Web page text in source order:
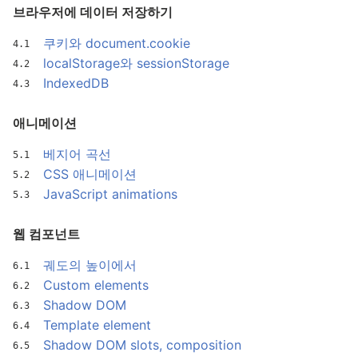
브라우저에 데이터 저장하기
쿠키와 document.cookie
localStorage와 sessionStorage
IndexedDB
애니메이션
베지어 곡선
CSS 애니메이션
JavaScript animations
웹 컴포넌트
궤도의 높이에서
Custom elements
Shadow DOM
Template element
Shadow DOM slots, composition